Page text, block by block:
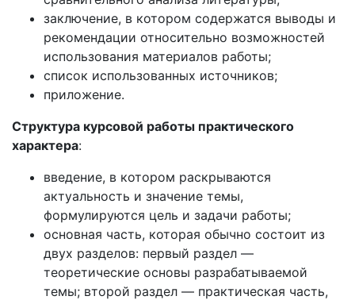
заключение, в котором содержатся выводы и
рекомендации относительно возможностей
использования материалов работы;
список использованных источников;
приложение.
Структура курсовой работы практического
характера:
введение, в котором раскрываются
актуальность и значение темы,
формулируются цель и задачи работы;
основная часть, которая обычно состоит из
двух разделов: первый раздел —
теоретические основы разрабатываемой
темы; второй раздел — практическая часть,